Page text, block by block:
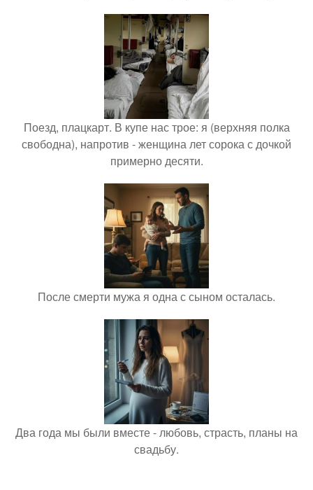
Поезд, плацкарт. В купе нас трое: я (верхняя полка
свободна), напротив - женщина лет сорока с дочкой
примерно десяти.
После смерти мужа я одна с сыном осталась.
Два года мы были вместе - любовь, страсть, планы на
свадьбу.